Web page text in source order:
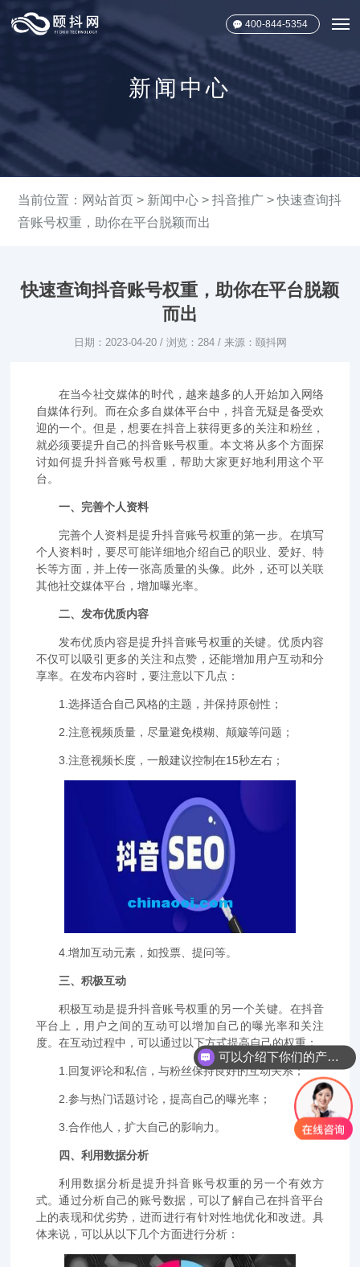
400-844-5354
新闻中心
当前位置： 网站首页 > 新闻中心 >抖音推广 > 快速查询抖
音账号权重，助你在平台脱颖而出
快速查询抖音账号权重，助你在平台脱颖
而出
日期：2023-04-20 / 浏览：284 / 来源：颐抖网
在当今社交媒体的时代，越来越多的人开始加入网络
自媒体行列。而在众多自媒体平台中，抖音无疑是备受欢
迎的一个。但是，想要在抖音上获得更多的关注和粉丝，
就必须要提升自己的抖音账号权重。本文将从多个方面探
讨如何提升抖音账号权重，帮助大家更好地利用这个平
台。
一、完善个人资料
完善个人资料是提升抖音账号权重的第一步。在填写
个人资料时，要尽可能详细地介绍自己的职业、爱好、特
长等方面，并上传一张高质量的头像。此外，还可以关联
其他社交媒体平台，增加曝光率。
二、发布优质内容
发布优质内容是提升抖音账号权重的关键。优质内容
不仅可以吸引更多的关注和点赞，还能增加用户互动和分
享率。在发布内容时，要注意以下几点：
1.选择适合自己风格的主题，并保持原创性；
2.注意视频质量，尽量避免模糊、颠簸等问题；
3.注意视频长度，一般建议控制在15秒左右；
4.增加互动元素，如投票、提问等。
三、积极互动
积极互动是提升抖音账号权重的另一个关键。在抖音
平台上，用户之间的互动可以增加自己的曝光率和关注
度。在互动过程中，可以通过以下方式提高自己的权重：
1.回复评论和私信，与粉丝保持良好的互动关系；
2.参与热门话题讨论，提高自己的曝光率；
3.合作他人，扩大自己的影响力。
四、利用数据分析
利用数据分析是提升抖音账号权重的另一个有效方
式。通过分析自己的账号数据，可以了解自己在抖音平台
上的表现和优劣势，进而进行有针对性地优化和改进。具
体来说，可以从以下几个方面进行分析：
可以介绍下你们的产品么？